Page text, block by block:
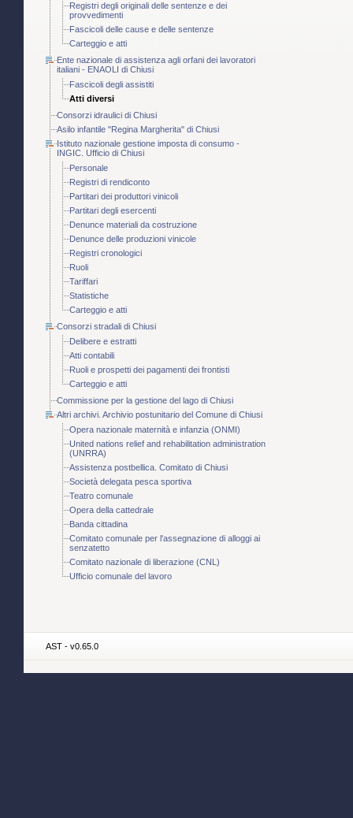
Registri degli originali delle sentenze e dei
provvedimenti
Fascicoli delle cause e delle sentenze
Carteggio e atti
Ente nazionale di assistenza agli orfani dei lavoratori
italiani - ENAOLI di Chiusi
Fascicoli degli assistiti
Atti diversi
Consorzi idraulici di Chiusi
Asilo infantile "Regina Margherita" di Chiusi
Istituto nazionale gestione imposta di consumo -
INGIC. Ufficio di Chiusi
Personale
Registri di rendiconto
Partitari dei produttori vinicoli
Partitari degli esercenti
Denunce materiali da costruzione
Denunce delle produzioni vinicole
Registri cronologici
Ruoli
Tariffari
Statistiche
Carteggio e atti
Consorzi stradali di Chiusi
Delibere e estratti
Atti contabili
Ruoli e prospetti dei pagamenti dei frontisti
Carteggio e atti
Commissione per la gestione del lago di Chiusi
Altri archivi. Archivio postunitario del Comune di Chiusi
Opera nazionale maternità e infanzia (ONMI)
United nations relief and rehabilitation administration
(UNRRA)
Assistenza postbellica. Comitato di Chiusi
Società delegata pesca sportiva
Teatro comunale
Opera della cattedrale
Banda cittadina
Comitato comunale per l'assegnazione di alloggi ai
senzatetto
Comitato nazionale di liberazione (CNL)
Ufficio comunale del lavoro
AST - v0.65.0